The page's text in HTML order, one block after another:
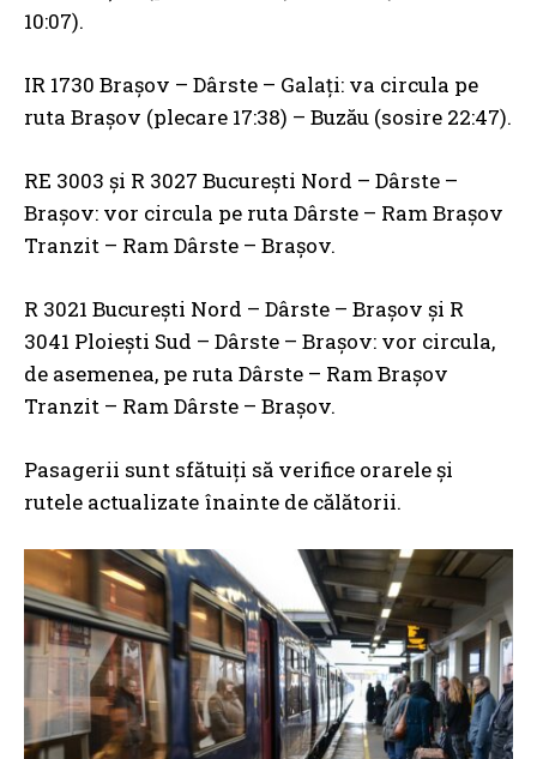
10:07).
IR 1730 Brașov – Dârste – Galați: va circula pe
ruta Brașov (plecare 17:38) – Buzău (sosire 22:47).
RE 3003 și R 3027 București Nord – Dârste –
Brașov: vor circula pe ruta Dârste – Ram Brașov
Tranzit – Ram Dârste – Brașov.
R 3021 București Nord – Dârste – Brașov și R
3041 Ploiești Sud – Dârste – Brașov: vor circula,
de asemenea, pe ruta Dârste – Ram Brașov
Tranzit – Ram Dârste – Brașov.
Pasagerii sunt sfătuiți să verifice orarele și
rutele actualizate înainte de călătorii.